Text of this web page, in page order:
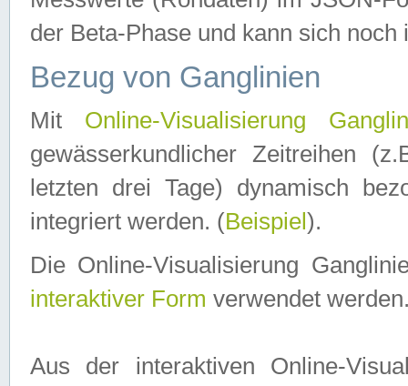
der Beta-Phase und kann sich noch
Bezug von Ganglinien
Mit Online-Visualisierung
gewässerkundlicher Zeitreihen
letzten drei Tage) dynamisch
integriert werden. (Beispiel ).
Die Online-Visualisierung
interaktiver Form verwendet
Aus der interaktiven Online-